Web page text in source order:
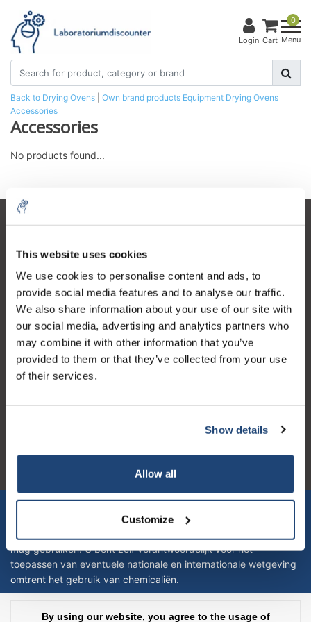
This website uses cookies
We use cookies to personalise content and ads, to
provide social media features and to analyse our traffic.
We also share information about your use of our site with
our social media, advertising and analytics partners who
may combine it with other information that you’ve
provided to them or that they’ve collected from your use
of their services.
Show details
Allow all
Customize
Login
0
Cart Menu
Back to Drying Ovens Own brand products Equipment Drying Ovens
Accessories
Accessories
No products found...
My account
Contact details
Opening hours
Let op! Op onze productomschrijvingen kunnen geen rechten
verleend worden en zijn enkel ter educatie en/of informatie en
mag gebruiken. U bent zelf verantwoordelijk voor het
toepassen van eventuele nationale en internationale wetgeving
omtrent het gebruik van chemicaliën.
By using our website, you agree to the usage of